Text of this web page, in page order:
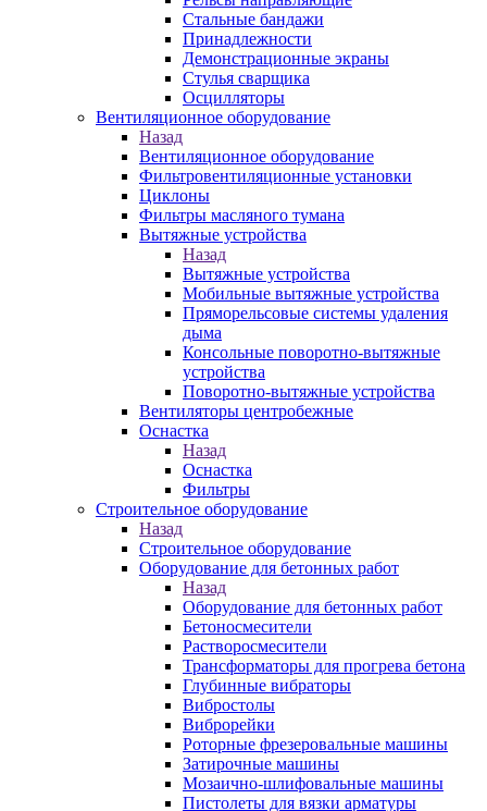
Стальные бандажи
Принадлежности
Демонстрационные экраны
Стулья сварщика
Осцилляторы
Вентиляционное оборудование
Назад
Вентиляционное оборудование
Фильтровентиляционные установки
Циклоны
Фильтры масляного тумана
Вытяжные устройства
Назад
Вытяжные устройства
Мобильные вытяжные устройства
Пряморельсовые системы удаления
дыма
Консольные поворотно-вытяжные
устройства
Поворотно-вытяжные устройства
Вентиляторы центробежные
Оснастка
Назад
Оснастка
Фильтры
Строительное оборудование
Назад
Строительное оборудование
Оборудование для бетонных работ
Назад
Оборудование для бетонных работ
Бетоносмесители
Растворосмесители
Трансформаторы для прогрева бетона
Глубинные вибраторы
Вибростолы
Виброрейки
Роторные фрезеровальные машины
Затирочные машины
Мозаично-шлифовальные машины
Пистолеты для вязки арматуры